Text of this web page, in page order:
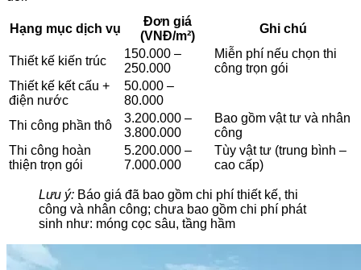
Hạng mục dịch vụ
Đơn giá
(VNĐ/m²)
Ghi chú
Thiết kế kiến trúc
150.000 –
250.000
Miễn phí nếu chọn thi
công trọn gói
Thiết kế kết cấu +
điện nước
50.000 –
80.000
Thi công phần thô
3.200.000 –
3.800.000
Bao gồm vật tư và nhân
công
Thi công hoàn
thiện trọn gói
5.200.000 –
7.000.000
Tùy vật tư (trung bình –
cao cấp)
Lưu ý: Báo giá đã bao gồm chi phí thiết kế, thi
công và nhân công; chưa bao gồm chi phí phát
sinh như: móng cọc sâu, tầng hầm